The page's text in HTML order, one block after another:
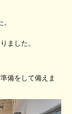
ました。
備をして備えま